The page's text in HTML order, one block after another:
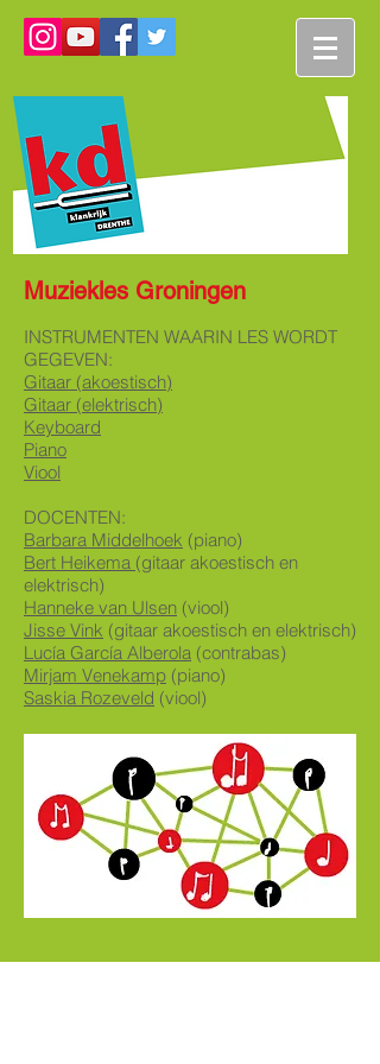
Muziekles Groningen
INSTRUMENTEN WAARIN LES WORDT
GEGEVEN:
Gitaar (akoestisch)
Gitaar (elektrisch)
Keyboard
Piano
Viool
DOCENTEN:
Barbara Middelhoek (piano)
Bert Heikema (gitaar akoestisch en
elektrisch)
Hanneke van Ulsen (viool)
Jisse Vink (gitaar akoestisch en elektrisch)
Lucía García Alberola (contrabas)
Mirjam Venekamp (piano)
Saskia Rozeveld (viool)